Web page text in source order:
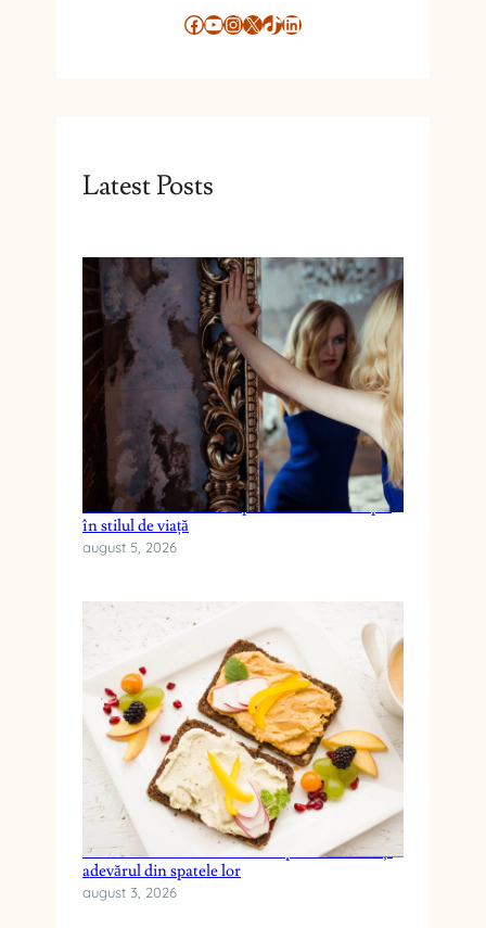
Facebook YouTube InstagramX TikTok LinkedIn
Latest Posts
Cum reduci anxietatea prin schimbări simple
în stilul de viață
august 5, 2026
Cele mai frecvente mituri despre dieta keto și
adevărul din spatele lor
august 3, 2026